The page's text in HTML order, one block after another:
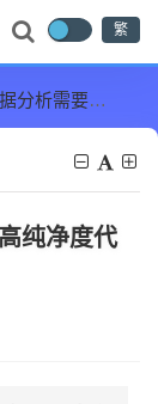
繁
高纯净度代理IP为何如此重要
纯净度代